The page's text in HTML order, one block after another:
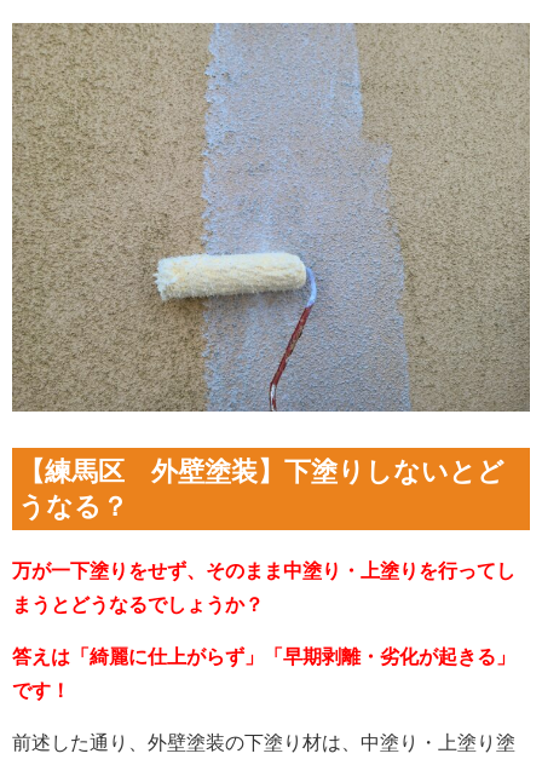
【練馬区 外壁塗装】下塗りしないとど
うなる？
万が一下塗りをせず、そのまま中塗り・上塗りを行ってし
まうとどうなるでしょうか？
答えは「綺麗に仕上がらず」「早期剥離・劣化が起きる」
です！
前述した通り、外壁塗装の下塗り材は、中塗り・上塗り塗